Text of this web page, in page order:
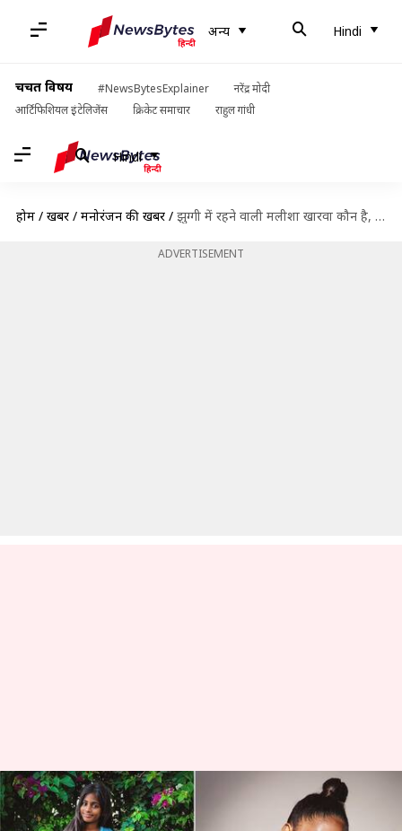
अन्य Hindi
चर्चित विषय #NewsBytesExplainer
नरेंद्र मोदी
आर्टिफिशियल इंटेलिजेंस
क्रिकेट समाचार राहुल गांधी
Hindi
होम / खबरें / मनोरंजन की खबरें / झुग्गी में रहने वाली मलीशा खारवा कौन है, जो बनीं इंटरनेशनल मॉडल, मिलीं 2 हॉलीवुड फिल्में?
ADVERTISEMENT
झुग्गी में रहने वाली मलीशा खारवा
कौन है, जो बनीं इंटरनेशनल मॉडल,